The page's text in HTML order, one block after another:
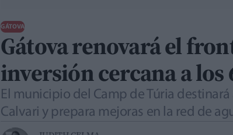
GÁTOVA
Gátova renovará el
inversión cercana a los
El municipio del Camp de Túria
Calvari y prepara mejoras en la red de